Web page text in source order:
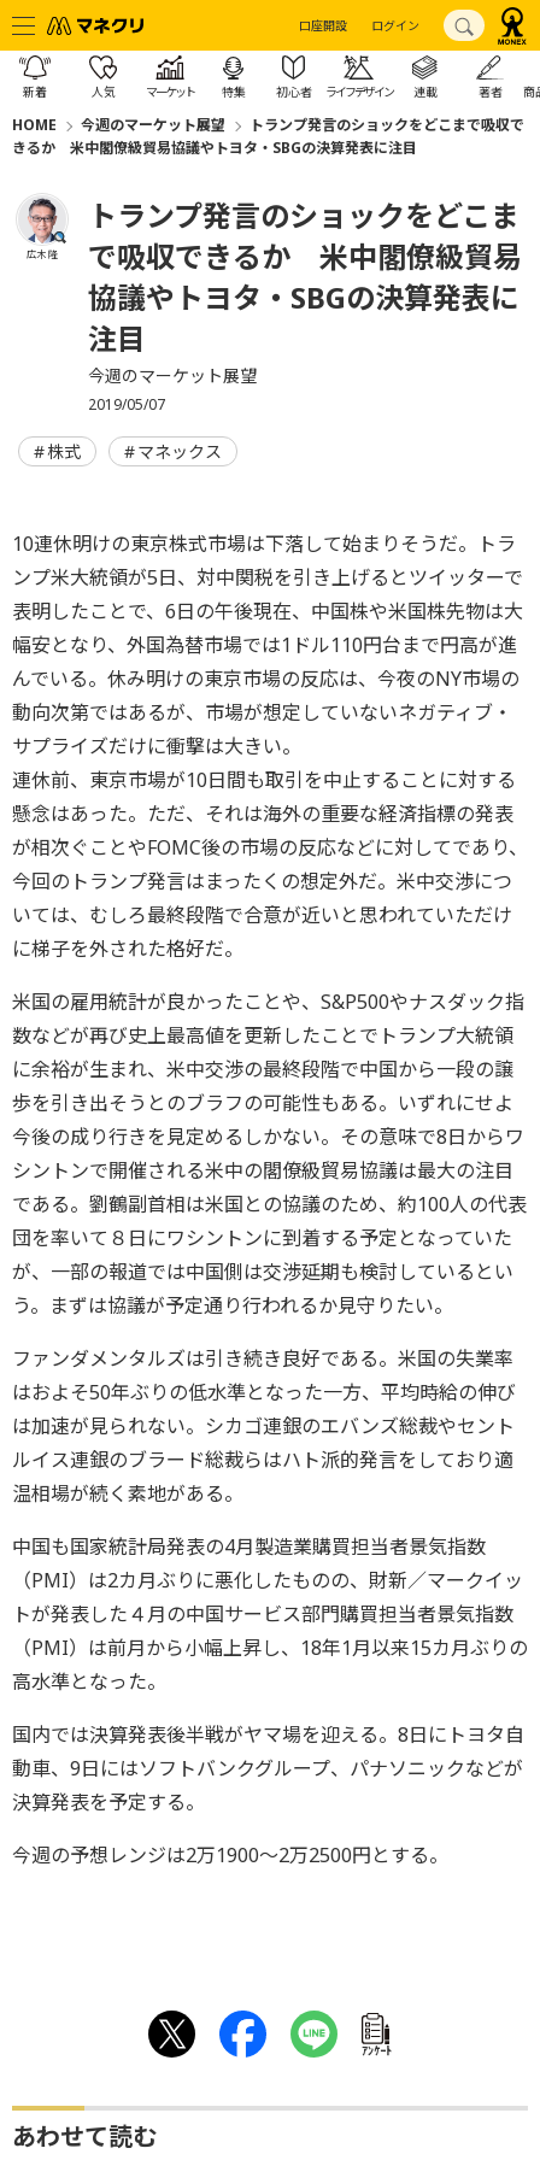
口座開設 ログイン
新着 人気 マーケット 特集 初心者 ライフデザイン 連載 著者 商
HOME 今週のマーケット展望
トランプ発言のショックをどこまで吸収で
きるか 米中閣僚級貿易協議やトヨタ・SBGの決算発表に注目
広木 隆
トランプ発言のショックをどこま
で吸収できるか 米中閣僚級貿易
協議やトヨタ・SBGの決算発表に
注目
今週のマーケット展望
2019/05/07
株式 マネックス
10連休明けの東京株式市場は下落して始まりそうだ。トラ
ンプ米大統領が5日、対中関税を引き上げるとツイッターで
表明したことで、6日の午後現在、中国株や米国株先物は大
幅安となり、外国為替市場では1ドル110円台まで円高が進
んでいる。休み明けの東京市場の反応は、今夜のNY市場の
動向次第ではあるが、市場が想定していないネガティブ・
サプライズだけに衝撃は大きい。
連休前、東京市場が10日間も取引を中止することに対する
懸念はあった。ただ、それは海外の重要な経済指標の発表
が相次ぐことやFOMC後の市場の反応などに対してであり、
今回のトランプ発言はまったくの想定外だ。米中交渉につ
いては、むしろ最終段階で合意が近いと思われていただけ
に梯子を外された格好だ。
米国の雇用統計が良かったことや、S&P500やナスダック指
数などが再び史上最高値を更新したことでトランプ大統領
に余裕が生まれ、米中交渉の最終段階で中国から一段の譲
歩を引き出そうとのブラフの可能性もある。いずれにせよ
今後の成り行きを見定めるしかない。その意味で8日からワ
シントンで開催される米中の閣僚級貿易協議は最大の注目
である。劉鶴副首相は米国との協議のため、約100人の代表
団を率いて８日にワシントンに到着する予定となっていた
が、一部の報道では中国側は交渉延期も検討しているとい
う。まずは協議が予定通り行われるか見守りたい。
ファンダメンタルズは引き続き良好である。米国の失業率
はおよそ50年ぶりの低水準となった一方、平均時給の伸び
は加速が見られない。シカゴ連銀のエバンズ総裁やセント
ルイス連銀のブラード総裁らはハト派的発言をしており適
温相場が続く素地がある。
中国も国家統計局発表の4月製造業購買担当者景気指数
（PMI）は2カ月ぶりに悪化したものの、財新／マークイッ
トが発表した４月の中国サービス部門購買担当者景気指数
（PMI）は前月から小幅上昇し、18年1月以来15カ月ぶりの
高水準となった。
国内では決算発表後半戦がヤマ場を迎える。8日にトヨタ自
動車、9日にはソフトバンクグループ、パナソニックなどが
決算発表を予定する。
今週の予想レンジは2万1900～2万2500円とする。
ｱﾝｹｰﾄ
あわせて読む